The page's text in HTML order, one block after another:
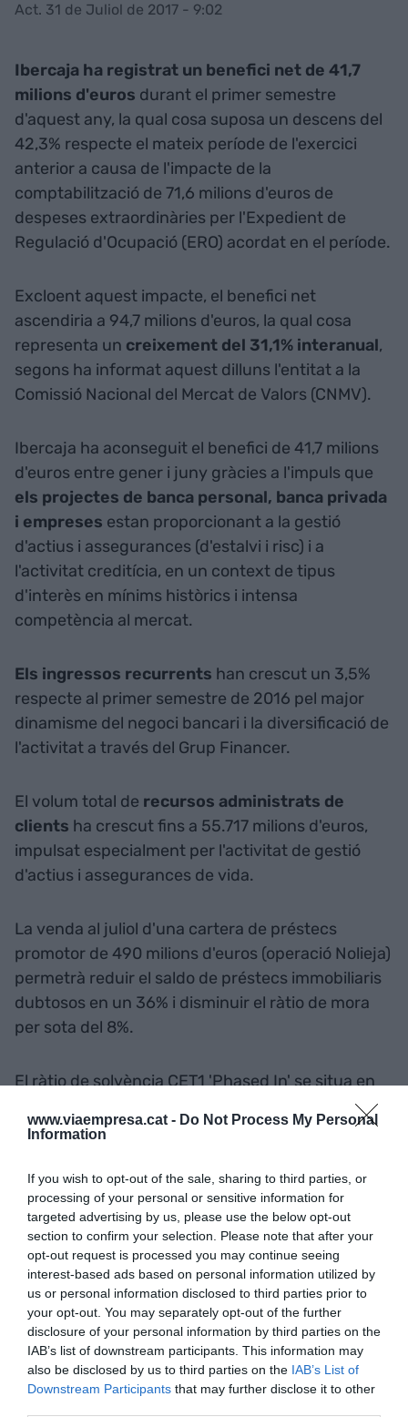
www.viaempresa.cat - Do Not Process My Personal
Information
If you wish to opt-out of the sale, sharing to third parties, or
processing of your personal or sensitive information for
targeted advertising by us, please use the below opt-out
section to confirm your selection. Please note that after your
opt-out request is processed you may continue seeing
interest-based ads based on personal information utilized by
us or personal information disclosed to third parties prior to
your opt-out. You may separately opt-out of the further
disclosure of your personal information by third parties on the
IAB’s list of downstream participants. This information may
also be disclosed by us to third parties on the IAB’s List of
Downstream Participants that may further disclose it to other
Act. 31 de Juliol de 2017 - 9:02
Ibercaja ha registrat un benefici net de 41,7
milions d'euros durant el primer semestre
d'aquest any, la qual cosa suposa un descens del
42,3% respecte el mateix període de l'exercici
anterior a causa de l'impacte de la
comptabilització de 71,6 milions d'euros de
despeses extraordinàries per l'Expedient de
Regulació d'Ocupació (ERO) acordat en el període.
Excloent aquest impacte, el benefici net
ascendiria a 94,7 milions d'euros, la qual cosa
representa un creixement del 31,1% interanual,
segons ha informat aquest dilluns l'entitat a la
Comissió Nacional del Mercat de Valors (CNMV).
Ibercaja ha aconseguit el benefici de 41,7 milions
d'euros entre gener i juny gràcies a l'impuls que
els projectes de banca personal, banca privada
i empreses estan proporcionant a la gestió
d'actius i assegurances (d'estalvi i risc) i a
l'activitat creditícia, en un context de tipus
d'interès en mínims històrics i intensa
competència al mercat.
Els ingressos recurrents han crescut un 3,5%
respecte al primer semestre de 2016 pel major
dinamisme del negoci bancari i la diversificació de
l'activitat a través del Grup Financer.
El volum total de recursos administrats de
clients ha crescut fins a 55.717 milions d'euros,
impulsat especialment per l'activitat de gestió
d'actius i assegurances de vida.
La venda al juliol d'una cartera de préstecs
promotor de 490 milions d'euros (operació Nolieja)
permetrà reduir el saldo de préstecs immobiliaris
dubtosos en un 36% i disminuir el ràtio de mora
per sota del 8%.
El ràtio de solvència CET1 'Phased In' se situa en
7,25%, després d'haveramortitzat
corresponents a l'últim tram de les ajudes
concedides a Caixa3.
Afegir VIA Empresacom a font preferida de
Google de forma gratuïta
Estigues informat amb les últimes notícies d'actualitat
ACTIVAR ARA